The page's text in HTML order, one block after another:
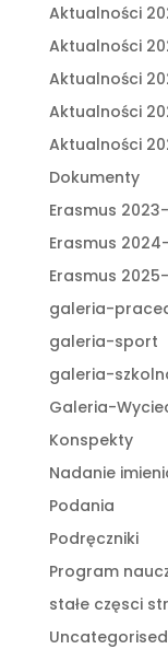
Aktualności
Aktualności
Aktualności
Aktualności
Aktualności
Dokumenty
Erasmus
Erasmus
Erasmus
galeria-
galeria-sport
galeria-
Galeria-
Konspekty
Nadanie
Podania
Podręczniki
Program
stałe częsci
Uncategorised